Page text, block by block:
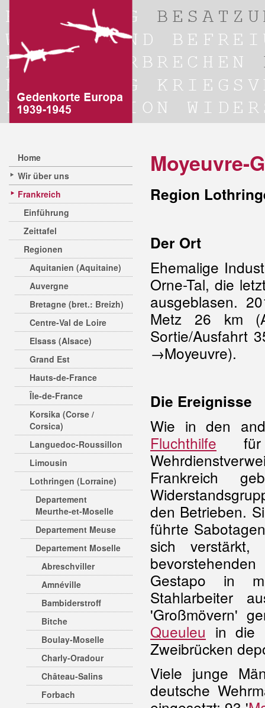
Home
Wir über uns
Frankreich
Einführung
Zeittafel
Regionen
Aquitanien (Aquitaine)
Auvergne
Bretagne (bret.: Breizh)
Centre-Val de Loire
Elsass (Alsace)
Grand Est
Hauts-de-France
Île-de-France
Korsika (Corse /
Corsica)
Languedoc-Roussillon
Limousin
Lothringen (Lorraine)
Departement
Meurthe-et-Moselle
Departement Meuse
Departement Moselle
Abreschviller
Amnéville
Bambiderstroff
Bitche
Boulay-Moselle
Charly-Oradour
Château-Salins
Forbach
Moyeuvre-
Region
Der Ort
Ehemalige
Orne-Tal, die
ausgeblasen.
Metz 26 km
Sortie/Ausfahrt
→Moyeuvre).
Die Ereignisse
Wie in den
Fluchthilfe
Frankreich
den Betrieben.
führte
sich
Gestapo in
Stahlarbeiter
'Großmövern'
Queuleu in die
Zweibrücken
Viele junge
deutsche